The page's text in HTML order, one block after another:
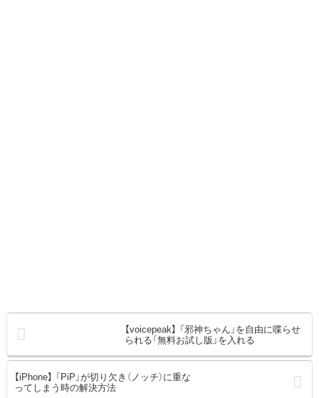
【voicepeak】 「邪神ちゃん」を自由に喋らせ
られる「無料お試し版」を入れる
【iPhone】 「PiP」が切り欠き（ノッチ）に重な
ってしまう時の解決方法